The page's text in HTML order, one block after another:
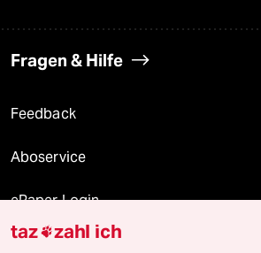
Fragen & Hilfe
Feedback
Aboservice
ePaper Login
Downloads für Abonnierende
taz zahl ich